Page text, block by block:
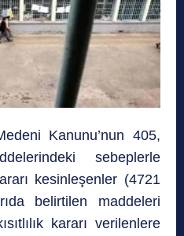
Kanunu’nun 405,
sebeplerle
kesinleşenler (4721
belirtilen maddeleri
kararı verilenlere